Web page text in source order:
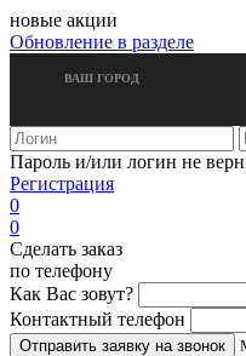
новые акции
Обновление в разделе
ВАШ ГОРОД
Пароль и/или логин не
Регистрация
0
0
Сделать заказ
по телефону
Как Вас зовут?
Контактный телефон